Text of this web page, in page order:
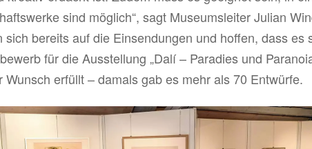
sind möglich“, sagt Museumsleiter Julian
sich bereits auf die Einsendungen und hoffen, dass
für die Ausstellung „Dalí – Paradies und
Wunsch erfüllt – damals gab es mehr als 70 Entwürfe.